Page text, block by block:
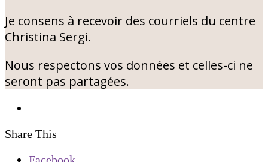
Je consens à recevoir des courriels du centre
Christina Sergi.
Nous respectons vos données et celles-ci ne
seront pas partagées.
Share This